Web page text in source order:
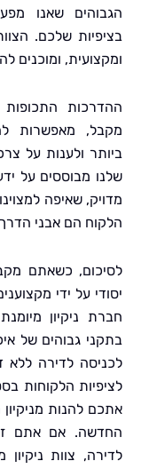
שאנו מפעילים
שלכם. הצוות היוצא
ומוכנים להתמודד
התכופות
מאפשרות להם
ולענות על צרכים
מבוססים על ידע
שאיפה למצוינות
הם אבני הדרך של חברת
כשאתם מקבלים את
על ידי מקצוענים
ניקיון מיומנת כמו
גבוהים של איכות
לדירה ללא דאגות.
הלקוחות
להנות מניקיון מקצועי
אם אתם זקוקים
צוות ניקיון מהיר